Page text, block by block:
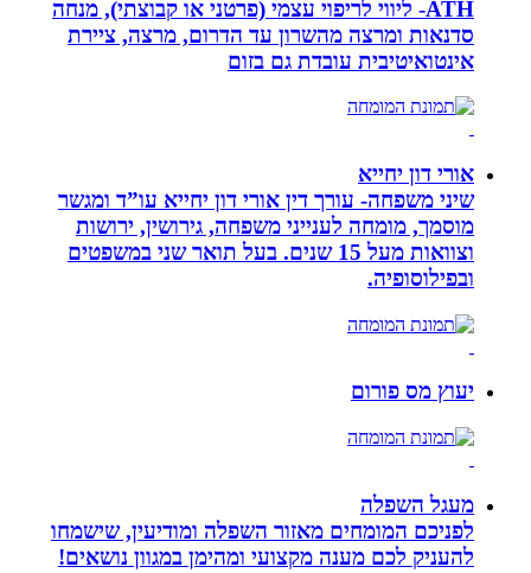
ATH- ליווי לריפוי עצמי (פרטני או קבוצתי), מנחה
סדנאות ומרצה מהשרון עד הדרום, מרצה, ציירת
אינטואיטיבית עובדת גם בזום
אורי דון יחייא
שיני משפחה- עורך דין אורי דון יחייא עו”ד ומגשר
מוסמך, מומחה לענייני משפחה, גירושין, ירושות
וצוואות מעל 15 שנים. בעל תואר שני במשפטים
ובפילוסופיה.
יעוץ מס פורום
מעגל השפלה
לפניכם המומחים מאזור השפלה ומודיעין, שישמחו
להעניק לכם מענה מקצועי ומהימן במגוון נושאים!